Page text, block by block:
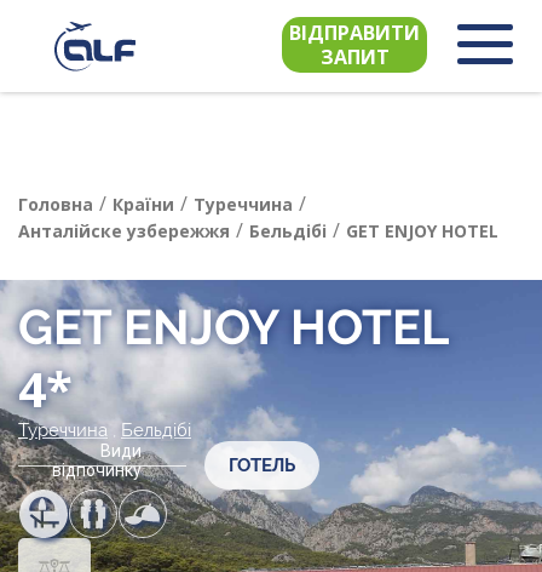
ВІДПРАВИТИ
ЗАПИТ
Головна / Країни / Туреччина /
Анталійске узбережжя / Бельдібі / GET ENJOY HOTEL
GET ENJOY HOTEL
4*
Туреччина , Бельдібі
Види
відпочинку
ГОТЕЛЬ